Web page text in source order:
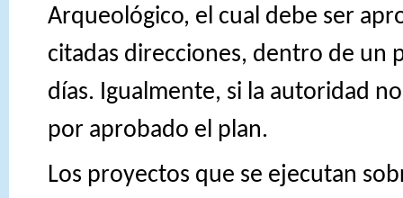
Arqueológico, el cual debe ser
citadas direcciones, dentro de un
días. Igualmente, si la autoridad
por aprobado el plan.
Los proyectos que se ejecutan